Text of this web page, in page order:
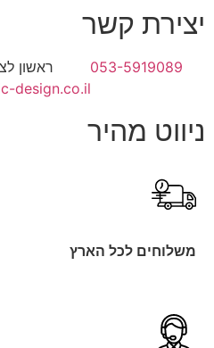
ניווט מהיר
משלוחים לכל הארץ
יצירת קשר
053-5919089 ראשון
design.co.il